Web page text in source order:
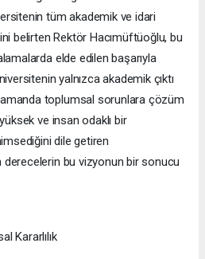
tüm akademik ve idari
belirten Rektör Hacımüftüoğlu, bu
elde edilen başarıyla
yalnızca akademik çıktı
toplumsal sorunlara çözüm
ve insan odaklı bir
dile getiren
derecelerin bu vizyonun bir sonucu
Kararlılık